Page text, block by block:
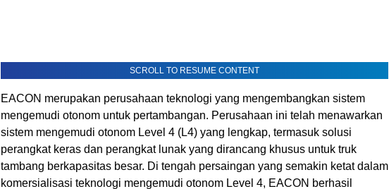
SCROLL TO RESUME CONTENT
EACON merupakan perusahaan teknologi yang mengembangkan sistem
mengemudi otonom untuk pertambangan. Perusahaan ini telah menawarkan
sistem mengemudi otonom Level 4 (L4) yang lengkap, termasuk solusi
perangkat keras dan perangkat lunak yang dirancang khusus untuk truk
tambang berkapasitas besar. Di tengah persaingan yang semakin ketat dalam
komersialisasi teknologi mengemudi otonom Level 4, EACON berhasil